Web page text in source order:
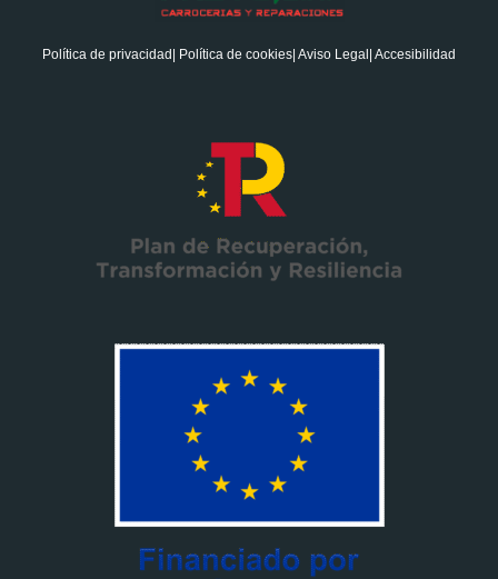
Política de privacidad| Política de cookies| Aviso Legal| Accesibilidad